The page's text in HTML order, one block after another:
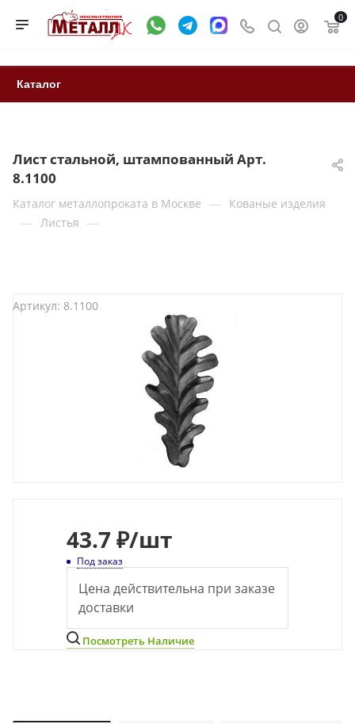
0
Каталог
Лист стальной, штампованный Арт.
8.1100
Каталог металлопроката в Москве — Кованые изделия
— Листья —
Артикул: 8.1100
43.7 ₽/шт
Под заказ
Цена действительна при заказе
доставки
Посмотреть Наличие